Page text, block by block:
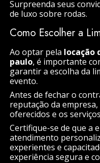
Surpreenda seus
de luxo sobre rodas.
Como Escolher a
Ao optar pela locação
paulo, é importante
garantir a escolha da
evento.
Antes de fechar o
reputação da
oferecidos e os
Certifique-se de que a
atendimento
experientes e
experiência segura e